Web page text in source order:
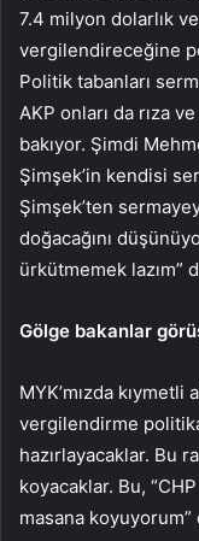
7.4 milyon dolarlık
vergilendireceğine
Politik tabanları
AKP onları da rıza
bakıyor. Şimdi
Şimşek’in kendisi
Şimşek’ten
doğacağını
ürkütmemek lazım”
Gölge bakanlar
MYK’mızda
vergilendirme
hazırlayacaklar. Bu
koyacaklar. Bu,
masana koyuyorum”